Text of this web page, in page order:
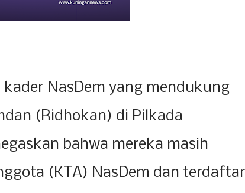
kader NasDem yang mendukung
(Ridhokan) di Pilkada
bahwa mereka masih
(KTA) NasDem dan terdaftar